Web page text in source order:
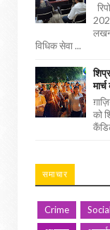
विधिक सेवा ...
को
समाचार
Crime